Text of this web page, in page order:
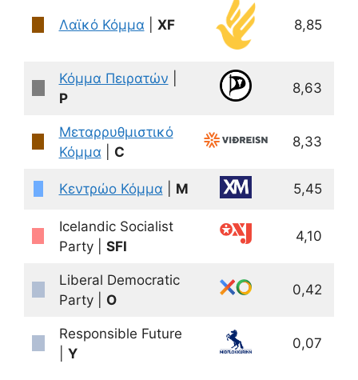
Λαϊκό Κόμμα XF 8,85
Κόμμα Πειρατών
P
8,63
Μεταρρυθμιστικό
Κόμμα
C
8,33
Κεντρώο Κόμμα M 5,45
Icelandic Socialist
Party | SFI
4,10
Liberal Democratic
Party | O
0,42
Responsible Future
Y
0,07